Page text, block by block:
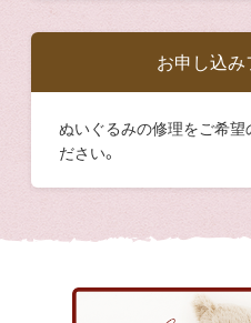
お申し込
ぬいぐるみの修理をご希望
ださい。